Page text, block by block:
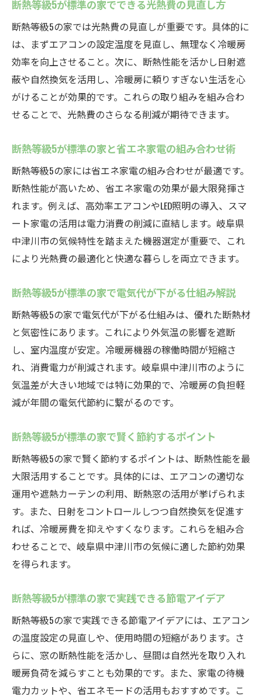
断熱等級5が標準の家でできる光熱費の見直し方
断熱等級5の家では光熱費の見直しが重要です。具体的に
は、まずエアコンの設定温度を見直し、無理なく冷暖房
効率を向上させること。次に、断熱性能を活かし日射遮
蔽や自然換気を活用し、冷暖房に頼りすぎない生活を心
がけることが効果的です。これらの取り組みを組み合わ
せることで、光熱費のさらなる削減が期待できます。
断熱等級5が標準の家と省エネ家電の組み合わせ術
断熱等級5の家には省エネ家電の組み合わせが最適です。
断熱性能が高いため、省エネ家電の効果が最大限発揮さ
れます。例えば、高効率エアコンやLED照明の導入、スマ
ート家電の活用は電力消費の削減に直結します。岐阜県
中津川市の気候特性を踏まえた機器選定が重要で、これ
により光熱費の最適化と快適な暮らしを両立できます。
断熱等級5が標準の家で電気代が下がる仕組み解説
断熱等級5の家で電気代が下がる仕組みは、優れた断熱材
と気密性にあります。これにより外気温の影響を遮断
し、室内温度が安定。冷暖房機器の稼働時間が短縮さ
れ、消費電力が削減されます。岐阜県中津川市のように
気温差が大きい地域では特に効果的で、冷暖房の負担軽
減が年間の電気代節約に繋がるのです。
断熱等級5が標準の家で賢く節約するポイント
断熱等級5の家で賢く節約するポイントは、断熱性能を最
大限活用することです。具体的には、エアコンの適切な
運用や遮熱カーテンの利用、断熱窓の活用が挙げられま
す。また、日射をコントロールしつつ自然換気を促進す
れば、冷暖房費を抑えやすくなります。これらを組み合
わせることで、岐阜県中津川市の気候に適した節約効果
を得られます。
断熱等級5が標準の家で実践できる節電アイデア
断熱等級5の家で実践できる節電アイデアには、エアコン
の温度設定の見直しや、使用時間の短縮があります。さ
らに、窓の断熱性能を活かし、昼間は自然光を取り入れ
暖房負荷を減らすことも効果的です。また、家電の待機
電力カットや、省エネモードの活用もおすすめです。こ